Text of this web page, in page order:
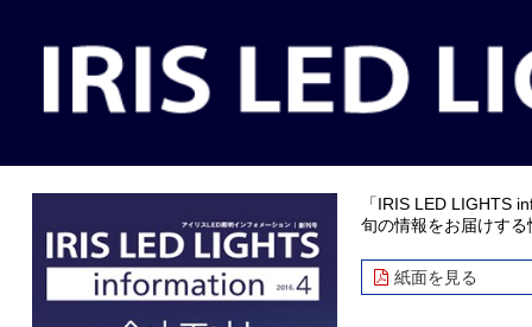
「IRIS LED LIGHTS
旬の情報をお届けす
紙面を見る